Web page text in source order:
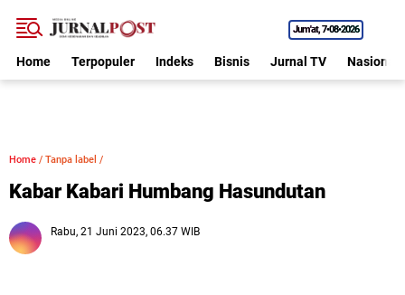
Jum'at 7•08•2026
Home Terpopuler Indeks Bisnis Jurnal TV Nasional
Home / Tanpa label /
Kabar Kabari Humbang Hasundutan
Rabu, 21 Juni 2023, 06.37 WIB